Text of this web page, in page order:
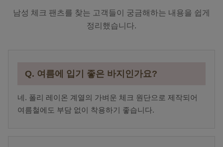
남성 체크 팬츠를 찾는 고객들이 궁금해하는 내용을 쉽게
정리했습니다.
Q. 여름에 입기 좋은 바지인가요?
네. 폴리 레이온 계열의 가벼운 체크 원단으로 제작되어
여름철에도 부담 없이 착용하기 좋습니다.